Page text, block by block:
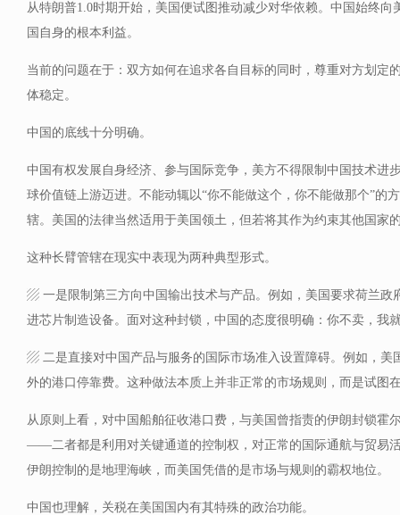
从特朗普1.0时期开始，美国便试图推动减少对华依赖。中国始终向
国自身的根本利益。
当前的问题在于：双方如何在追求各自目标的同时，尊重对方划定
体稳定。
中国的底线十分明确。
中国有权发展自身经济、参与国际竞争，美方不得限制中国技术进
球价值链上游迈进。不能动辄以“你不能做这个，你不能做那个”的
辖。美国的法律当然适用于美国领土，但若将其作为约束其他国家
这种长臂管辖在现实中表现为两种典型形式。
▨ 一是限制第三方向中国输出技术与产品。例如，美国要求荷兰政
进芯片制造设备。面对这种封锁，中国的态度很明确：你不卖，我
▨ 二是直接对中国产品与服务的国际市场准入设置障碍。例如，美
外的港口停靠费。这种做法本质上并非正常的市场规则，而是试图
从原则上看，对中国船舶征收港口费，与美国曾指责的伊朗封锁霍
——二者都是利用对关键通道的控制权，对正常的国际通航与贸易
伊朗控制的是地理海峡，而美国凭借的是市场与规则的霸权地位。
中国也理解，关税在美国国内有其特殊的政治功能。